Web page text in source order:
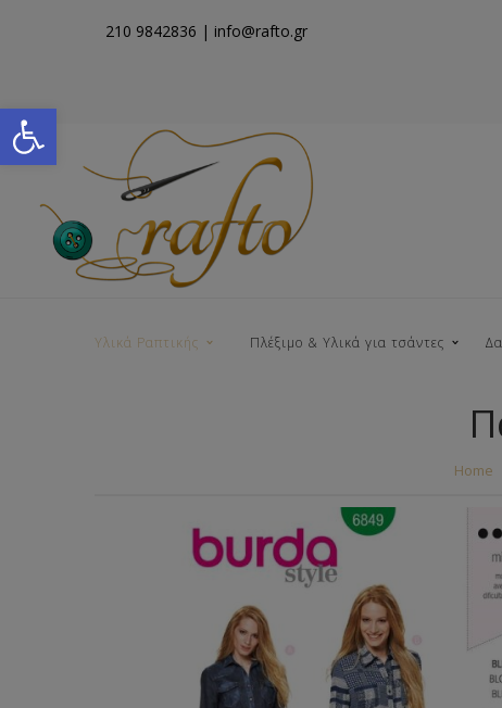
Open toolbar
210 9842836 | info@rafto.gr
Υλικά Ραπτικής Πλέξιμο & Υλικά για τσάντες
Νήματα για Τσάντες
Χερούλια Τσάντας
Ιμάντες
Πλέγματα
Home